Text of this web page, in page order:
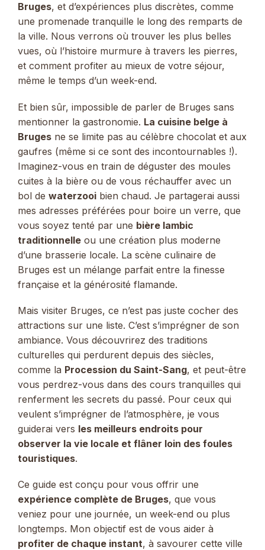
Bruges, et d’expériences plus discrètes, comme
une promenade tranquille le long des remparts de
la ville. Nous verrons où trouver les plus belles
vues, où l’histoire murmure à travers les pierres,
et comment profiter au mieux de votre séjour,
même le temps d’un week-end.
Et bien sûr, impossible de parler de Bruges sans
mentionner la gastronomie. La cuisine belge à
Bruges ne se limite pas au célèbre chocolat et aux
gaufres (même si ce sont des incontournables !).
Imaginez-vous en train de déguster des moules
cuites à la bière ou de vous réchauffer avec un
bol de waterzooi bien chaud. Je partagerai aussi
mes adresses préférées pour boire un verre, que
vous soyez tenté par une bière lambic
traditionnelle ou une création plus moderne
d’une brasserie locale. La scène culinaire de
Bruges est un mélange parfait entre la finesse
française et la générosité flamande.
Mais visiter Bruges, ce n’est pas juste cocher des
attractions sur une liste. C’est s’imprégner de son
ambiance. Vous découvrirez des traditions
culturelles qui perdurent depuis des siècles,
comme la Procession du Saint-Sang, et peut-être
vous perdrez-vous dans des cours tranquilles qui
renferment les secrets du passé. Pour ceux qui
veulent s’imprégner de l’atmosphère, je vous
guiderai vers les meilleurs endroits pour
observer la vie locale et flâner loin des foules
touristiques.
Ce guide est conçu pour vous offrir une
expérience complète de Bruges, que vous
veniez pour une journée, un week-end ou plus
longtemps. Mon objectif est de vous aider à
profiter de chaque instant, à savourer cette ville